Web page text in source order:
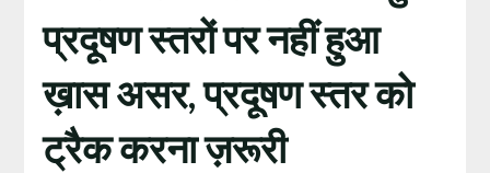
प्रदूषण स्तरों पर नहीं हुआ
ख़ास असर, प्रदूषण स्तर को
ट्रैक करना ज़रूरी